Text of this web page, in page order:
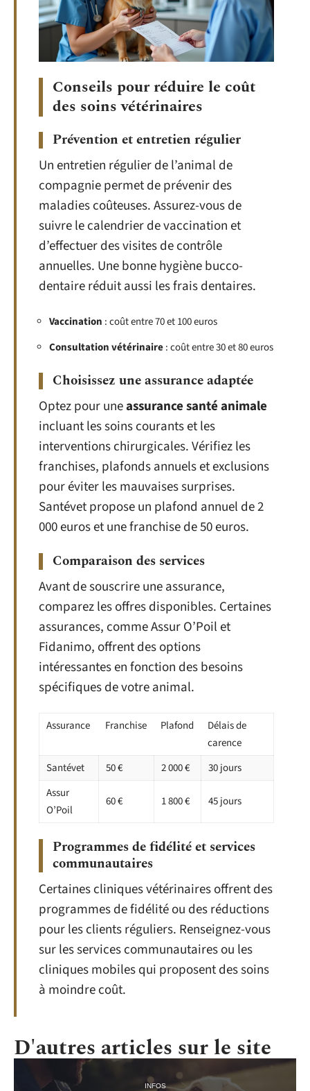
Conseils pour réduire le coût
des soins vétérinaires
Prévention et entretien régulier
Un entretien régulier de l’animal de
compagnie permet de prévenir des
maladies coûteuses. Assurez-vous de
suivre le calendrier de vaccination et
d’effectuer des visites de contrôle
annuelles. Une bonne hygiène bucco-
dentaire réduit aussi les frais dentaires.
Vaccination : coût entre 70 et 100 euros
Consultation vétérinaire: coût entre 30 et 80 euros
Choisissez une assurance adaptée
Optez pour uneassurance santé animale
incluant les soins courants et les
interventions chirurgicales. Vérifiez les
franchises, plafonds annuels et exclusions
pour éviter les mauvaises surprises.
Santévet propose un plafond annuel de 2
000 euros et une franchise de 50 euros.
Comparaison des services
Avant de souscrire une assurance,
comparez les offres disponibles. Certaines
assurances, comme Assur O’Poil et
Fidanimo, offrent des options
intéressantes en fonction des besoins
spécifiques de votre animal.
Assurance Franchise Plafond
Délais de
carence
Santévet
50 € 2 000 €
30 jours
Assur
O’Poil
60 € 1 800 € 45 jours
Programmes de fidélité et services
communautaires
Certaines cliniques vétérinaires offrent des
programmes de fidélité ou des réductions
pour les clients réguliers. Renseignez-vous
sur les services communautaires ou les
cliniques mobiles qui proposent des soins
à moindre coût.
D'autres articles sur le site
INFOS